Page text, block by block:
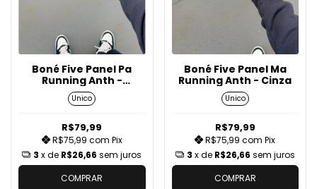
Boné Five Panel Pa
Running Anth -
Preto/Cinza
Unico
R$79,99
R$75,99 com Pix
3 x de R$26,66 sem juros
COMPRAR
Boné Five Panel Ma
Running Anth - Cinza
Unico
R$79,99
R$75,99com Pix
3 x de R$26,66 sem juros
COMPRAR